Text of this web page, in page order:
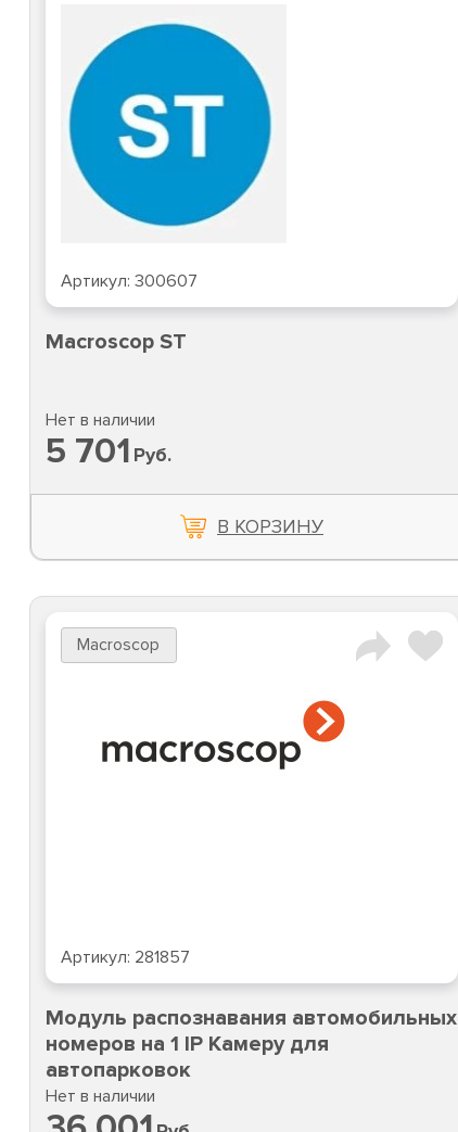
Артикул: 300607
Macroscop ST
Нет в наличии
5 701 Руб.
В КОРЗИНУ
Macroscop
Артикул: 281857
Модуль распознавания автомобильных
номеров на 1 IP Камеру для
автопарковок
Нет в наличии